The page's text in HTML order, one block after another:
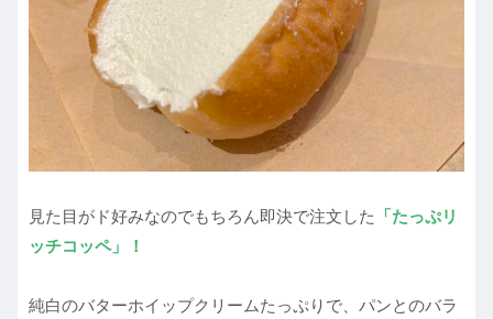
見た目がド好みなのでもちろん即決で注文した
「たっぷリ
ッチコッペ」！
純白のバターホイップクリームたっぷりで、パンとのバラ